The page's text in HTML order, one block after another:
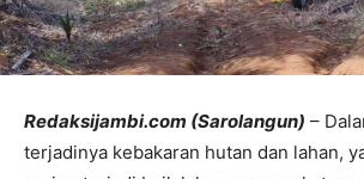
Redaksijambi.com (Sarolangun) –
terjadinya kebakaran hutan dan lahan,